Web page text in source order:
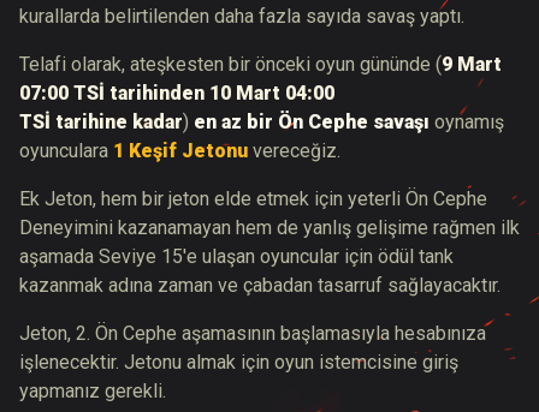
kurallarda belirtilenden daha fazla sayıda savaş yaptı.
Telafi olarak, ateşkesten bir önceki oyun gününde (9 Mart
07:00 TSİ tarihinden 10 Mart 04:00
TSİ tarihine kadar) en az bir Ön Cephe savaşı oynamış
oyunculara 1 Keşif Jetonu vereceğiz.
Ek Jeton, hem bir jeton elde etmek için yeterli Ön Cephe
Deneyimini kazanamayan hem de yanlış gelişime rağmen ilk
aşamada Seviye 15'e ulaşan oyuncular için ödül tank
kazanmak adına zaman ve çabadan tasarruf sağlayacaktır.
Jeton, 2. Ön Cephe aşamasının başlamasıyla hesabınıza
işlenecektir. Jetonu almak için oyun istemcisine giriş
yapmanız gerekli.